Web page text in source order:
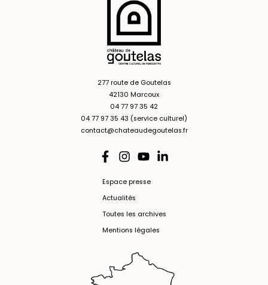
277 route de Goutelas
42130 Marcoux
04 77 97 35 42
04 77 97 35 43 (service culturel)
contact@chateaudegoutelas.fr
Espace presse
Actualités
Toutes les archives
Mentions légales